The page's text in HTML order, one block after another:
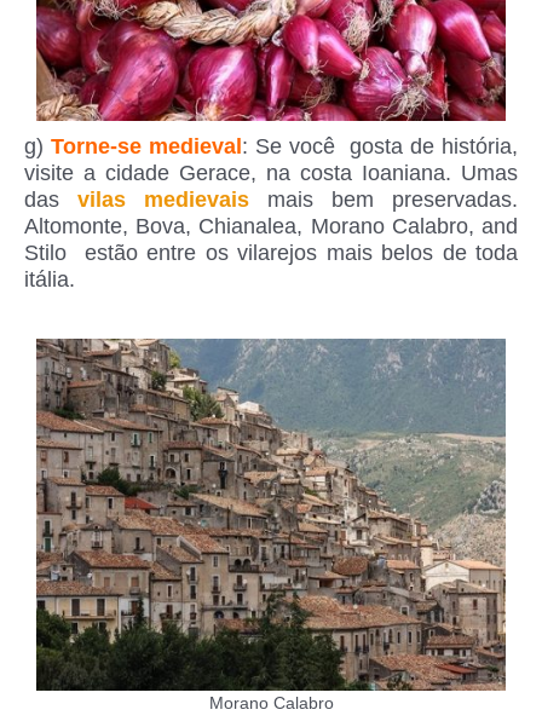
g) Torne-se medieval: Se você gosta de história,
visite a cidade Gerace, na costa Ioaniana. Umas
das vilas medievais mais bem preservadas.
Altomonte, Bova, Chianalea, Morano Calabro, and
Stilo estão entre os vilarejos mais belos de toda
itália.
Morano Calabro